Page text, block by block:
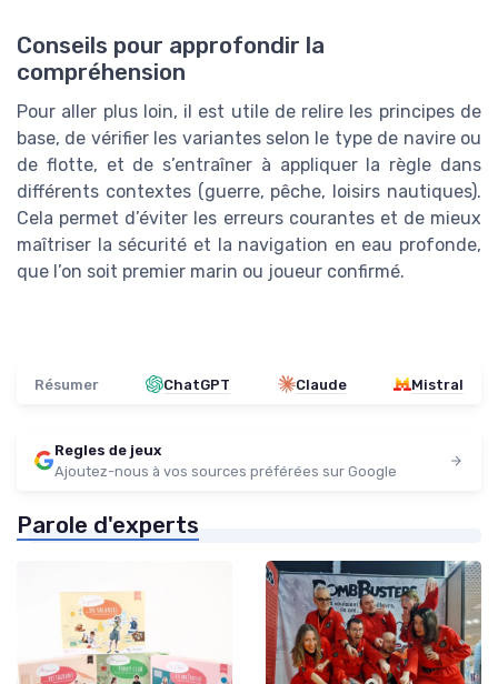
Conseils pour approfondir la
compréhension
Pour aller plus loin, il est utile de relire les principes de
base, de vérifier les variantes selon le type de navire ou
de flotte, et de s’entraîner à appliquer la règle dans
différents contextes (guerre, pêche, loisirs nautiques).
Cela permet d’éviter les erreurs courantes et de mieux
maîtriser la sécurité et la navigation en eau profonde,
que l’on soit premier marin ou joueur confirmé.
Résumer ChatGPT Claude Mistral
Regles de jeux
Ajoutez-nous à vos sources préférées sur Google
Parole d'experts